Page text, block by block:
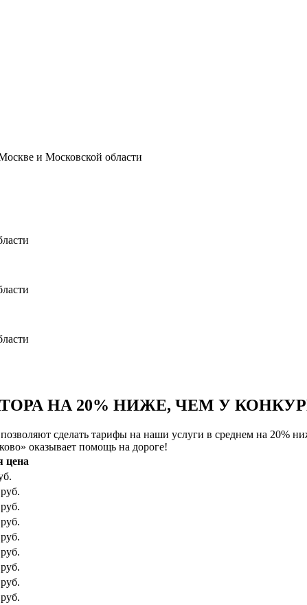
и Московской области
НА 20% НИЖЕ, ЧЕМ У
сделать тарифы на наши услуги в среднем на 20%
оказывает помощь на дороге!
цена